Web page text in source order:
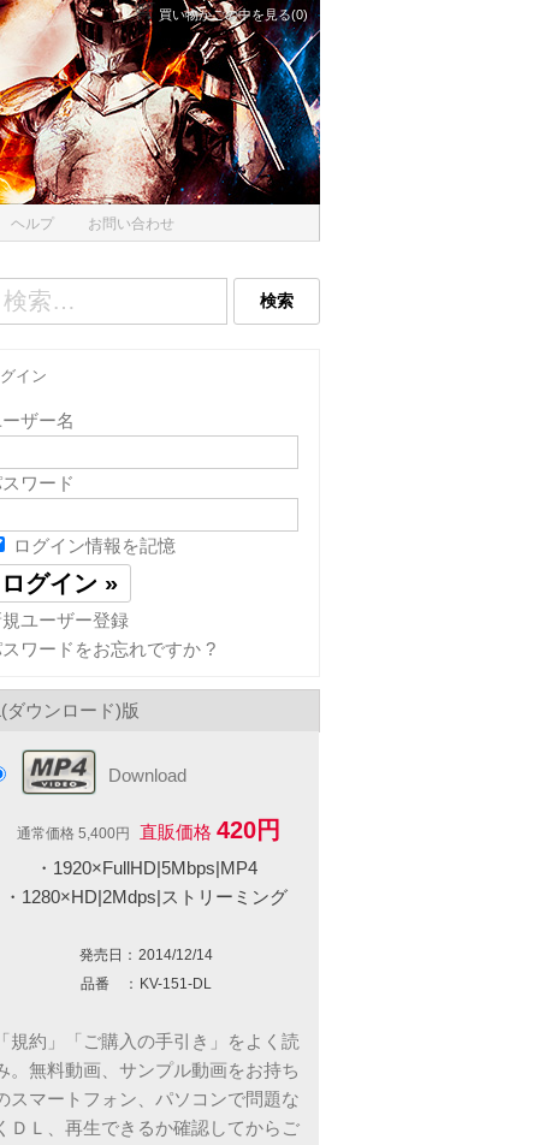
買い物かごの中を見る(0)
ヘルプ お問い合わせ
イン
ザー名
ワード
ログイン情報を記憶
ユーザー登録
ワードをお忘れですか ?
ダウンロード)版
Download
通常価格 5,400円 直販価格 420円
・1920×FullHD|5Mbps|MP4
・1280×HD|2Mdps|ストリーミング
発売日： 2014/12/14
品番 ： KV-151-DL
規約」「ご購入の手引き」をよく読
。無料動画、サンプル動画をお持ち
スマートフォン、パソコンで問題な
ＤＬ、再生できるか確認してからご